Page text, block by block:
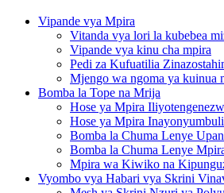
Vipande vya Mpira
Vitanda vya lori la kubebea
Vipande vya kinu cha mpira
Pedi za Kufuatilia
Mjengo wa ngoma ya kuinua
Bomba la Tope na Mrija
Hose ya Mpira
Hose ya Mpira
Bomba la Chuma Lenye
Bomba la Chuma Lenye
Mpira wa Kiwiko na
Vyombo vya Habari vya Skrini